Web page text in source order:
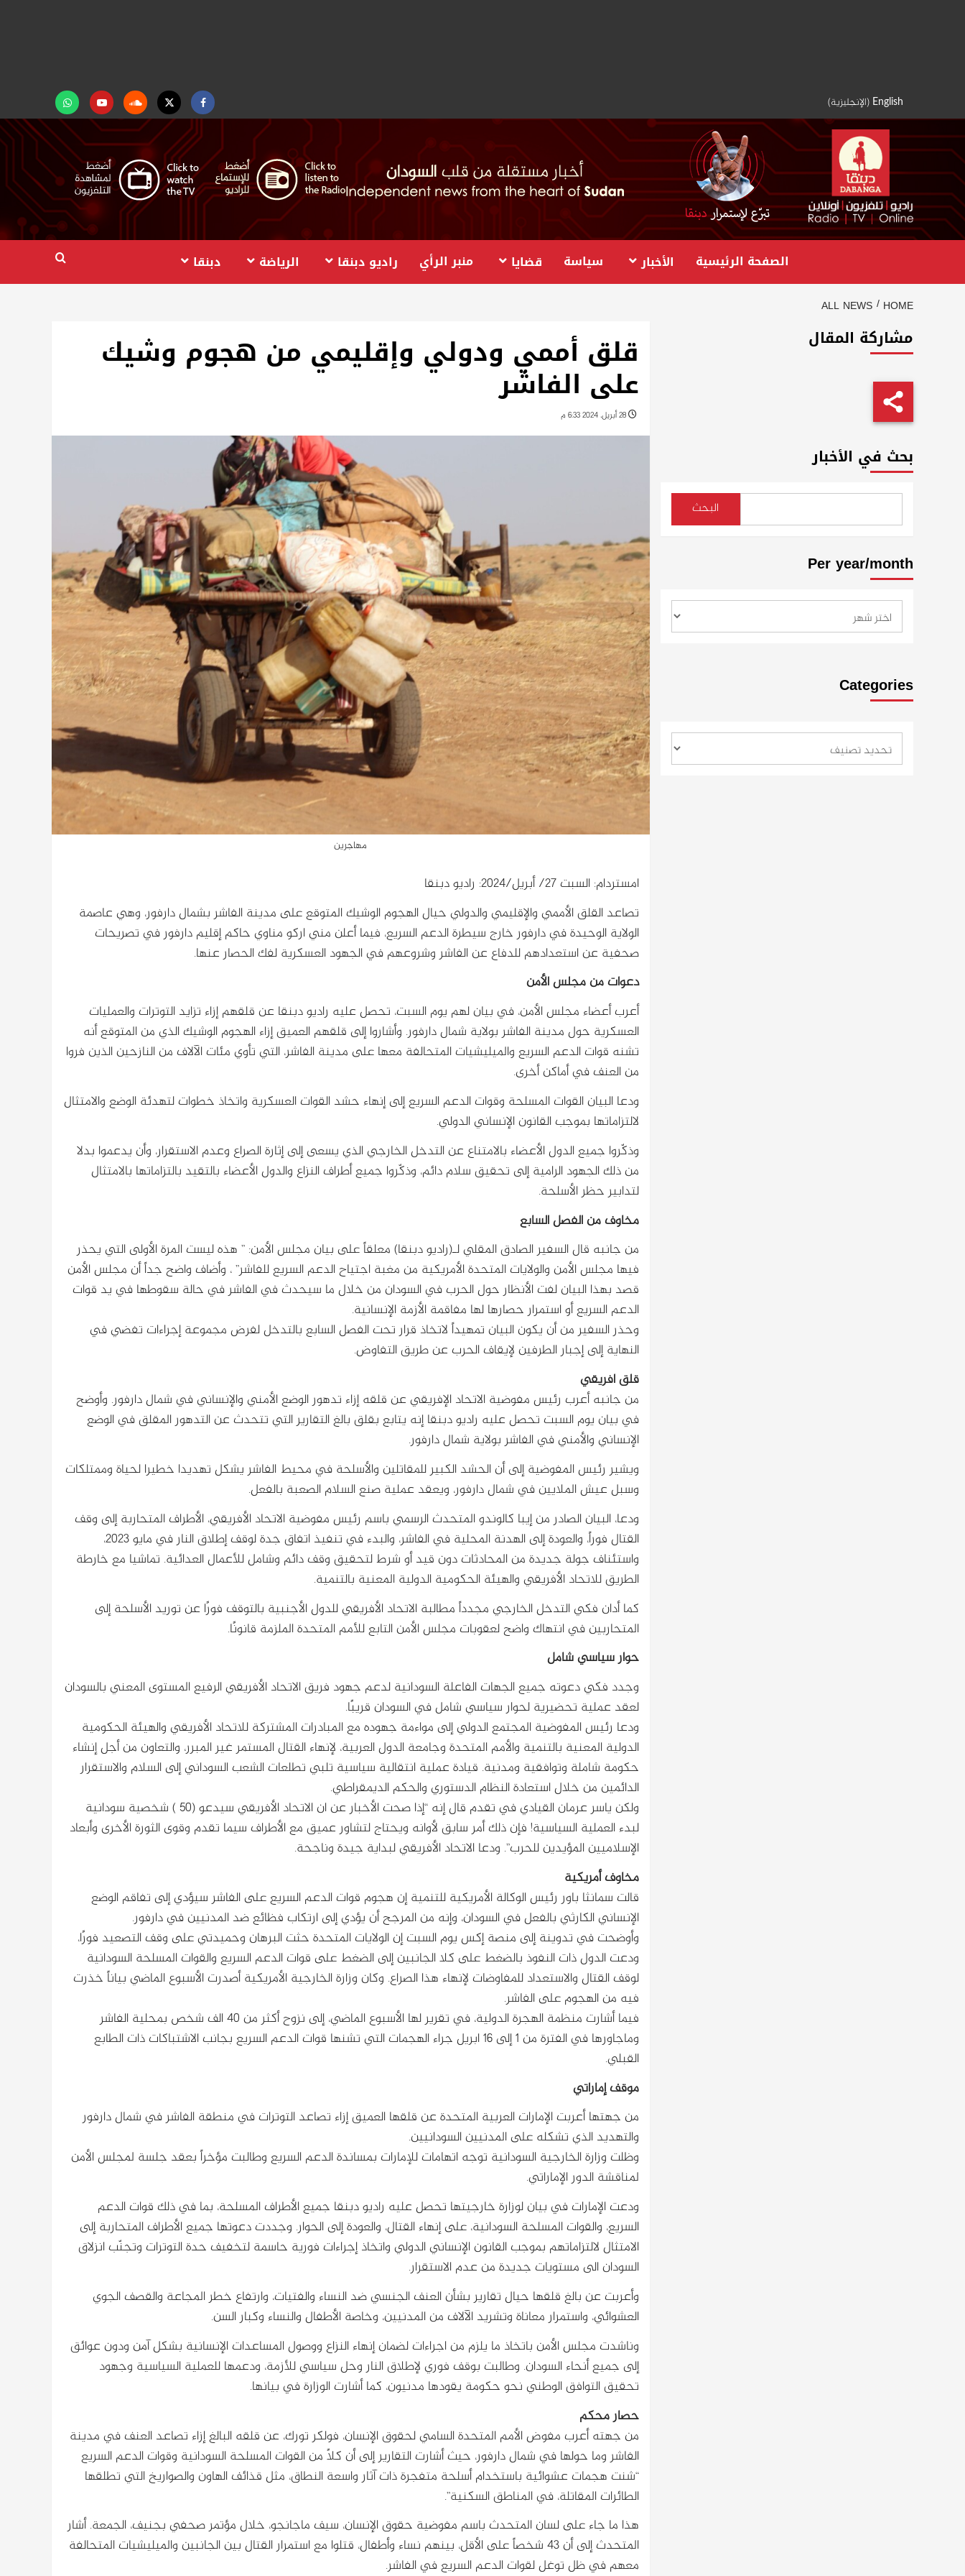
English
(الإنجليزية)
Facebook
Twitter
Soundcloud
Youtubeتابعنا
على
واتساب
الصفحة الرئيسية الأخبار سياسة قضايا منبر الرأي راديو دبنقا الرياضة دبنقا
HOME
ALL NEWS
قلق أممي ودولي وإقليمي من هجوم وشيك
على الفاشر
28 أبريل، 2024 6:33 م
مهاجرين
امستردام: السبت 27/ أبريل/2024: راديو دبنقا
تصاعد القلق الأممي والإقليمي والدولي حيال الهجوم الوشيك المتوقع على مدينة الفاشر بشمال دارفور، وهي عاصمة
الولاية الوحيدة في دارفور خارج سيطرة الدعم السريع، فيما أعلن مني اركو مناوي حاكم إقليم دارفور في تصريحات
صحفية عن استعدادهم للدفاع عن الفاشر وشروعهم في الجهود العسكرية لفك الحصار عنها.
دعوات من مجلس الأمن
أعرب أعضاء مجلس الأمن، في بيان لهم يوم السبت، تحصل عليه راديو دبنقا عن قلقهم إزاء تزايد التوترات والعمليات
العسكرية حول مدينة الفاشر بولاية شمال دارفور. وأشاروا إلى قلقهم العميق إزاء الهجوم الوشيك الذي من المتوقع أنه
تشنه قوات الدعم السريع والميليشيات المتحالفة معها على مدينة الفاشر، التي تأوي مئات الآلاف من النازحين الذين فروا
من العنف في أماكن أخرى.
ودعا البيان القوات المسلحة وقوات الدعم السريع إلى إنهاء حشد القوات العسكرية واتخاذ خطوات لتهدئة الوضع والامتثال
لالتزاماتها بموجب القانون الإنساني الدولي.
وذكّروا جميع الدول الأعضاء بالامتناع عن التدخل الخارجي الذي يسعى إلى إثارة الصراع وعدم الاستقرار، وأن يدعموا بدلا
من ذلك الجهود الرامية إلى تحقيق سلام دائم، وذكّروا جميع أطراف النزاع والدول الأعضاء بالتقيد بالتزاماتها بالامتثال
لتدابير حظر الأسلحة.
مخاوف من الفصل السابع
من جانبه قال السفير الصادق المقلي لـ(راديو دبنقا) معلقاً على بيان مجلس الأمن: ” هذه ليست المرة الأولى التي يحذر
فيها مجلس الأمن والولايات المتحدة الأمريكية من مغبة اجتياح الدعم السريع للفاشر” ، وأضاف واضح جداً أن مجلس الأمن
قصد بهذا البيان لفت الأنظار حول الحرب في السودان من خلال ما سيحدث في الفاشر في حالة سقوطها في يد قوات
الدعم السريع أو استمرار حصارها لها مفاقمة الأزمة الإنسانية.
وحذر السفير من أن يكون البيان تمهيداً لاتخاذ قرار تحت الفصل السابع بالتدخل لفرض مجموعة إجراءات تفضي في
النهاية إلى إجبار الطرفين لإيقاف الحرب عن طريق التفاوض.
قلق افريقي
من جانبه أعرب رئيس مفوضية الاتحاد الإفريقي عن قلقه إزاء تدهور الوضع الأمني والإنساني في شمال دارفور. وأوضح
في بيان يوم السبت تحصل عليه راديو دبنقا إنه يتابع بقلق بالغ التقارير التي تتحدث عن التدهور المقلق في الوضع
الإنساني والأمني في الفاشر بولاية شمال دارفور.
ويشير رئيس المفوضية إلى أن الحشد الكبير للمقاتلين والأسلحة في محيط الفاشر يشكل تهديدا خطيرا لحياة وممتلكات
وسبل عيش الملايين في شمال دارفور، ويعقد عملية صنع السلام الصعبة بالفعل.
ودعا، البيان الصادر من إيبا كالوندو المتحدث الرسمي باسم رئيس مفوضية الاتحاد الأفريقي، الأطراف المتحاربة إلى وقف
القتال فوراً، والعودة إلى الهدنة المحلية في الفاشر، والبدء في تنفيذ اتفاق جدة لوقف إطلاق النار في مايو 2023،
واستئناف جولة جديدة من المحادثات دون قيد أو شرط لتحقيق وقف دائم وشامل للأعمال العدائية. تماشيا مع خارطة
الطريق للاتحاد الأفريقي والهيئة الحكومية الدولية المعنية بالتنمية.
كما أدان فكي التدخل الخارجي مجدداً مطالبة الاتحاد الأفريقي للدول الأجنبية بالتوقف فورًا عن توريد الأسلحة إلى
المتحاربين في انتهاك واضح لعقوبات مجلس الأمن التابع للأمم المتحدة الملزمة قانونًا.
حوار سياسي شامل
وجدد فكي دعوته جميع الجهات الفاعلة السودانية لدعم جهود فريق الاتحاد الأفريقي الرفيع المستوى المعني بالسودان
لعقد عملية تحضيرية لحوار سياسي شامل في السودان قريبًا.
ودعا رئيس المفوضية المجتمع الدولي إلى مواءمة جهوده مع المبادرات المشتركة للاتحاد الأفريقي والهيئة الحكومية
الدولية المعنية بالتنمية والأمم المتحدة وجامعة الدول العربية، لإنهاء القتال المستمر غير المبرر، والتعاون من أجل إنشاء
حكومة شاملة وتوافقية ومدنية. قيادة عملية انتقالية سياسية تلبي تطلعات الشعب السوداني إلى السلام والاستقرار
الدائمين من خلال استعادة النظام الدستوري والحكم الديمقراطي.
ولكن ياسر عرمان القيادي في تقدم قال إنه “إذا صحت الأخبار عن ان الاتحاد الأفريقي سيدعو (٥٠ ) شخصية سودانية
لبدء العملية السياسية! فإن ذلك أمر سابق لأوانه ويحتاج لتشاور عميق مع الأطراف سيما تقدم وقوى الثورة الأخرى وأبعاد
الإسلاميين المؤيدين للحرب”. ودعا الاتحاد الأفريقي لبداية جيدة وناجحة.
مخاوف أمريكية
قالت سمانثا باور رئيس الوكالة الأمريكية للتنمية إن هجوم قوات الدعم السريع على الفاشر سيؤدي إلى تفاقم الوضع
الإنساني الكارثي بالفعل في السودان، وإنه من المرجح أن يؤدي إلى ارتكاب فظائع ضد المدنيين في دارفور.
وأوضحت في تدوينة إلى منصة إكس يوم السبت إن الولايات المتحدة حثت البرهان وحميدتي على وقف التصعيد فورًا،
ودعت الدول ذات النفوذ بالضغط على كلا الجانبين إلى الضغط على قوات الدعم السريع والقوات المسلحة السودانية
لوقف القتال والاستعداد للمفاوضات لإنهاء هذا الصراع. وكان وزارة الخارجية الأمريكية أصدرت الأسبوع الماضي بياناً خذرت
فيه من الهجوم على الفاشر.
فيما أشارت منظمة الهجرة الدولية، في تقرير لها الأسبوع الماضي، إلى نزوح أكثر من 40 الف شخص بمحلية الفاشر
وماجاورها في الفترة من 1 إلى 16 ابريل جراء الهجمات التي تشنها قوات الدعم السريع بجانب الاشتباكات ذات الطابع
القبلي.
موقف إماراتي
من جهتها أعربت الإمارات العربية المتحدة عن قلقها العميق إزاء تصاعد التوترات في منطقة الفاشر في شمال دارفور
والتهديد الذي تشكله على المدنيين السودانيين.
وظلت وزارة الخارجية السودانية توجه اتهامات للإمارات بمساندة الدعم السريع وطالبت مؤخراً بعقد جلسة لمجلس الأمن
لمناقشة الدور الإماراتي.
ودعت الإمارات في بيان لوزارة خارجيتها تحصل عليه راديو دبنقا جميع الأطراف المسلحة، بما في ذلك قوات الدعم
السريع، والقوات المسلحة السودانية، على إنهاء القتال، والعودة إلى الحوار. وجددت دعوتها جميع الأطراف المتحاربة إلى
الامتثال لالتزاماتهم بموجب القانون الإنساني الدولي واتخاذ إجراءات فورية حاسمة لتخفيف حدة التوترات وتجنّب انزلاق
السودان الى مستويات جديدة من عدم الاستقرار.
وأعربت عن بالغ قلقها حيال تقارير بشأن العنف الجنسي ضد النساء والفتيات، وارتفاع خطر المجاعة والقصف الجوي
العشوائي، واستمرار معاناة وتشريد الآلاف من المدنيين، وخاصة الأطفال والنساء وكبار السن.
وناشدت مجلس الأمن باتخاذ ما يلزم من اجراءات لضمان إنهاء النزاع ووصول المساعدات الإنسانية بشكل آمن ودون عوائق
إلى جميع أنحاء السودان. وطالبت بوقف فوري لإطلاق النار وحل سياسي للأزمة، ودعمها للعملية السياسية وجهود
تحقيق التوافق الوطني نحو حكومة يقودها مدنيون، كما أشارت الوزارة في بيانها.
حصار محكم
من جهته أعرب مفوض الأمم المتحدة السامي لحقوق الإنسان، فولكر تورك، عن قلقه البالغ إزاء تصاعد العنف في مدينة
الفاشر وما حولها في شمال دارفور، حيث أشارت التقارير إلى أن كلاً من القوات المسلحة السودانية وقوات الدعم السريع
“شنت هجمات عشوائية باستخدام أسلحة متفجرة ذات آثار واسعة النطاق، مثل قذائف الهاون والصواريخ التي تطلقها
الطائرات المقاتلة، في المناطق السكنية”.
هذا ما جاء على لسان المتحدث باسم مفوضية حقوق الإنسان، سيف ماجانجو، خلال مؤتمر صحفي بجنيف، الجمعة. أشار
المتحدث إلى أن 43 شخصاً على الأقل، بينهم نساء وأطفال، قتلوا مع استمرار القتال بين الجانبين والميليشيات المتحالفة
معهم في ظل توغل لقوات الدعم السريع في الفاشر.
مشاركة المقال
بحث في الأخبار
البحث
Per year/month
Categories